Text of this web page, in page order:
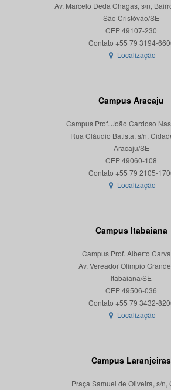
Av. Marcelo Deda Chagas, s/n,
São Cristóvão/SE
CEP 49107-230
Localização
Campus Aracaju
Campus Prof. João Cardoso
Rua Cláudio Batista, s/n,
Aracaju/SE
CEP 49060-108
Localização
Campus Itabaiana
Campus Prof. Alberto
Av. Vereador Olímpio
Itabaiana/SE
CEP 49506-036
Localização
Campus Laranjeiras
Praça Samuel de Oliveira, s/n,